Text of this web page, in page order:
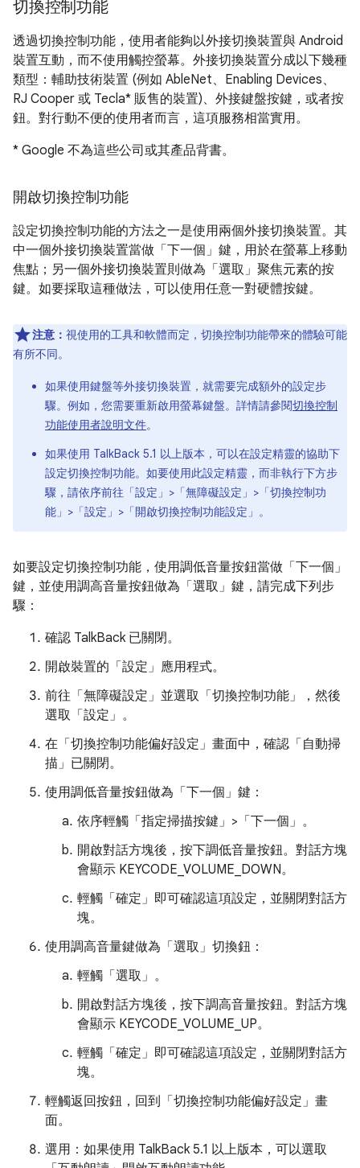
切換控制功能
透過切換控制功能，使用者能夠以外接切換裝置與 Android
裝置互動，而不使用觸控螢幕。外接切換裝置分成以下幾種
類型：輔助技術裝置 (例如 AbleNet、Enabling Devices、
RJ Cooper 或 Tecla* 販售的裝置)、外接鍵盤按鍵，或者按
鈕。對行動不便的使用者而言，這項服務相當實用。
* Google 不為這些公司或其產品背書。
開啟切換控制功能
設定切換控制功能的方法之一是使用兩個外接切換裝置。其
中一個外接切換裝置當做「下一個」鍵，用於在螢幕上移動
焦點；另一個外接切換裝置則做為「選取」聚焦元素的按
鍵。如要採取這種做法，可以使用任意一對硬體按鍵。
注意： 視使用的工具和軟體而定，切換控制功能帶來的體驗可能
有所不同。
如果使用鍵盤等外接切換裝置，就需要完成額外的設定步
驟。例如，您需要重新啟用螢幕鍵盤。詳情請參閱切換控制
功能使用者說明文件。
如果使用 TalkBack 5.1 以上版本，可以在設定精靈的協助下
設定切換控制功能。如要使用此設定精靈，而非執行下方步
驟，請依序前往「設定」>「無障礙設定」>「切換控制功
能」>「設定」>「開啟切換控制功能設定」 。
如要設定切換控制功能，使用調低音量按鈕當做「下一個」
鍵，並使用調高音量按鈕做為「選取」鍵，請完成下列步
驟：
確認 TalkBack 已關閉。
開啟裝置的「設定」應用程式。
前往「無障礙設定」 並選取「切換控制功能」
，然後
選取「設定」 。
在「切換控制功能偏好設定」畫面中，確認「自動掃
描」 已關閉。
使用調低音量按鈕做為「下一個」鍵：
依序輕觸「指定掃描按鍵」>「下一個」 。
開啟對話方塊後，按下調低音量按鈕。對話方塊
會顯示 KEYCODE_VOLUME_DOWN。
輕觸「確定」 即可確認這項設定，並關閉對話方
塊。
使用調高音量鍵做為「選取」切換鈕：
輕觸「選取」。
開啟對話方塊後，按下調高音量按鈕。對話方塊
會顯示 KEYCODE_VOLUME_UP。
輕觸「確定」 即可確認這項設定，並關閉對話方
塊。
輕觸返回按鈕，回到「切換控制功能偏好設定」畫
面。
選用：如果使用 TalkBack 5.1 以上版本，可以選取